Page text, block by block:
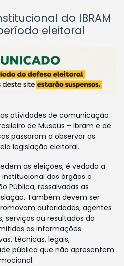
do IBRAM
eleitoral
atividades de comunicação
de Museus – Ibram e de
passaram a observar as
legislação eleitoral.
as eleições, é vedada a
dos órgãos e
Pública, ressalvadas as
Também devem ser
autoridades, agentes
serviços ou resultados da
as informações
técnicas, legais,
pública que não apresentem